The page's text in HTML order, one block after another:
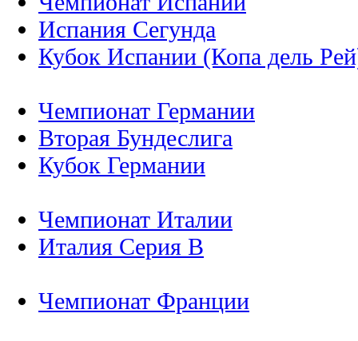
Испания Сегунда
Кубок Испании (Копа дель
Чемпионат Германии
Вторая Бундеслига
Кубок Германии
Чемпионат Италии
Италия Серия B
Чемпионат Франции